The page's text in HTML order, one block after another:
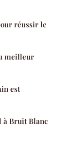
réussir le
meilleur
est
à Bruit Blanc